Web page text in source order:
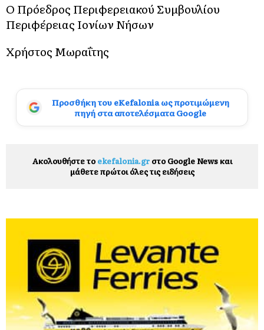
Ο Πρόεδρος Περιφερειακού Συμβουλίου
Περιφέρειας Ιονίων Νήσων
Χρήστος Μωραΐτης
Προσθήκη του eKefalonia ως προτιμώμενη
πηγή στα αποτελέσματα Google
Ακολουθήστε το ekefalonia.grστο Google News και
μάθετε πρώτοι όλες τις ειδήσεις